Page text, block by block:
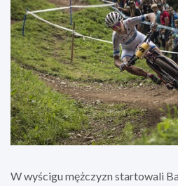
W wyścigu mężczyzn startowali